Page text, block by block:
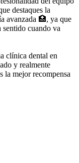
destaques la
avanzada 🏥, ya que
cuando va
clínica dental en
y realmente
la mejor recompensa